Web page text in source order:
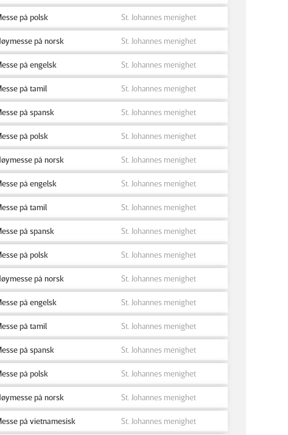
på polsk St. Johannes menighet
på norsk St. Johannes menighet
på engelsk St. Johannes menighet
på tamil St. Johannes menighet
på spansk St. Johannes menighet
på polsk St. Johannes menighet
på norsk St. Johannes menighet
på engelsk St. Johannes menighet
på tamil St. Johannes menighet
på spansk St. Johannes menighet
på polsk St. Johannes menighet
på norsk St. Johannes menighet
på engelsk St. Johannes menighet
på tamil St. Johannes menighet
på spansk St. Johannes menighet
på polsk St. Johannes menighet
på norsk St. Johannes menighet
på vietnamesisk St. Johannes menighet